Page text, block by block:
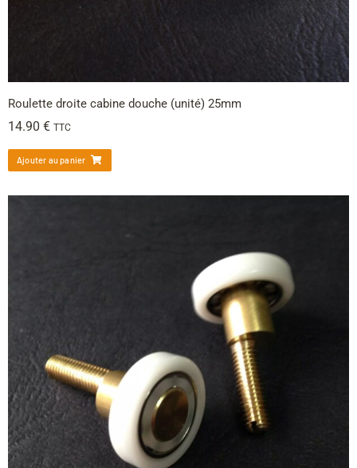
Roulette droite cabine douche (unité) 25mm
14.90 € TTC
Ajouter au panier